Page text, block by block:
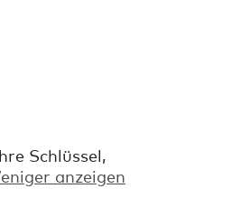
Schlüssel,
Brieftasche
anzeigen